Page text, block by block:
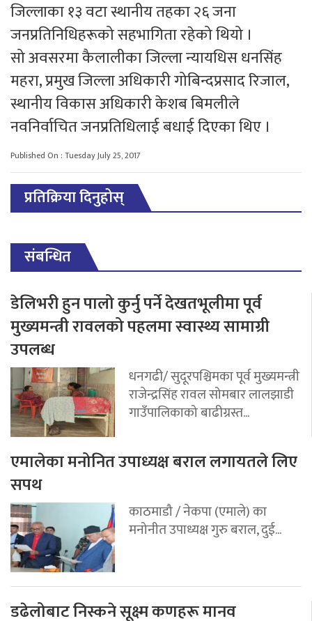
जिल्लाका १३ वटा स्थानीय तहका २६ जना
जनप्रतिनिधिहरूको सहभागिता रहेको थियो ।
सो अवसरमा कैलालीका जिल्ला न्यायधिस धनसिंह
महरा, प्रमुख जिल्ला अधिकारी गोबिन्दप्रसाद रिजाल,
स्थानीय विकास अधिकारी केशब बिमलीले
नवनिर्वाचित जनप्रतिधिलाई बधाई दिएका थिए ।
Published On : Tuesday July 25, 2017
प्रतिक्रिया दिनुहोस्
संबन्धित
डेलिभरी हुन पालो कुर्नु पर्ने देखतभूलीमा पूर्व
मुख्यमन्त्री रावलको पहलमा स्वास्थ्य सामाग्री
उपलब्ध
धनगढी/ सुदूरपश्चिमका पूर्व मुख्यमन्त्री
राजेन्द्रसिंह रावल सोमबार लालझाडी
गाउँपालिकाको बाढीग्रस्त...
एमालेका मनोनित उपाध्यक्ष बराल लगायतले लिए
सपथ
काठमाडौ / नेकपा (एमाले) का
मनोनीत उपाध्यक्ष गुरु बराल, दुई...
डढेलोबाट निस्कने सूक्ष्म कणहरू मानव